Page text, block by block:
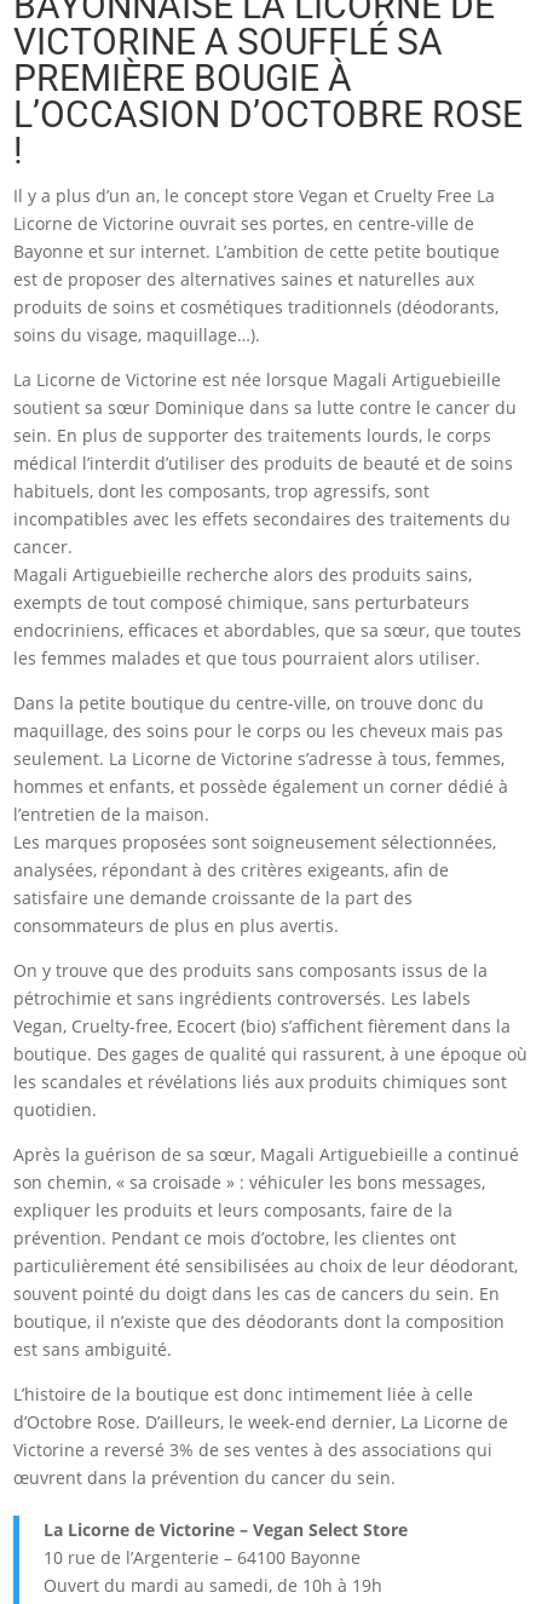
VICTORINE A SOUFFLÉ SA
PREMIÈRE BOUGIE À
L’OCCASION D’OCTOBRE ROSE
!
Il y a plus d’un an, le concept store Vegan et Cruelty Free La
Licorne de Victorine ouvrait ses portes, en centre-ville de
Bayonne et sur internet. L’ambition de cette petite boutique
est de proposer des alternatives saines et naturelles aux
produits de soins et cosmétiques traditionnels (déodorants,
soins du visage, maquillage…).
La Licorne de Victorine est née lorsque Magali Artiguebieille
soutient sa sœur Dominique dans sa lutte contre le cancer du
sein. En plus de supporter des traitements lourds, le corps
médical l’interdit d’utiliser des produits de beauté et de soins
habituels, dont les composants, trop agressifs, sont
incompatibles avec les effets secondaires des traitements du
cancer.
Magali Artiguebieille recherche alors des produits sains,
exempts de tout composé chimique, sans perturbateurs
endocriniens, efficaces et abordables, que sa sœur, que toutes
les femmes malades et que tous pourraient alors utiliser.
Dans la petite boutique du centre-ville, on trouve donc du
maquillage, des soins pour le corps ou les cheveux mais pas
seulement. La Licorne de Victorine s’adresse à tous, femmes,
hommes et enfants, et possède également un corner dédié à
l’entretien de la maison.
Les marques proposées sont soigneusement sélectionnées,
analysées, répondant à des critères exigeants, afin de
satisfaire une demande croissante de la part des
consommateurs de plus en plus avertis.
On y trouve que des produits sans composants issus de la
pétrochimie et sans ingrédients controversés. Les labels
Vegan, Cruelty-free, Ecocert (bio) s’affichent fièrement dans la
boutique. Des gages de qualité qui rassurent, à une époque où
les scandales et révélations liés aux produits chimiques sont
quotidien.
Après la guérison de sa sœur, Magali Artiguebieille a continué
son chemin, « sa croisade » : véhiculer les bons messages,
expliquer les produits et leurs composants, faire de la
prévention. Pendant ce mois d’octobre, les clientes ont
particulièrement été sensibilisées au choix de leur déodorant,
souvent pointé du doigt dans les cas de cancers du sein. En
boutique, il n’existe que des déodorants dont la composition
est sans ambiguité.
L’histoire de la boutique est donc intimement liée à celle
d’Octobre Rose. D’ailleurs, le week-end dernier, La Licorne de
Victorine a reversé 3% de ses ventes à des associations qui
œuvrent dans la prévention du cancer du sein.
La Licorne de Victorine – Vegan Select Store
10 rue de l’Argenterie – 64100 Bayonne
Ouvert du mardi au samedi, de 10h à 19h